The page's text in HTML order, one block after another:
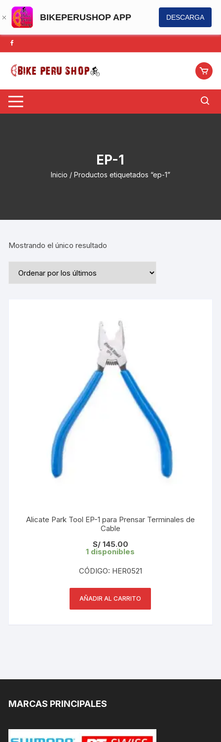
BIKEPERUSHOP APP DESCARGA
Saltar
al
contenido
EP-1
Inicio / Productos etiquetados “ep-1”
Mostrando el único resultado
Alicate Park Tool EP-1 para Prensar Terminales de
Cable
S/145.00
1 disponibles
CÓDIGO: HER0521
AÑADIR AL CARRITO
MARCAS PRINCIPALES